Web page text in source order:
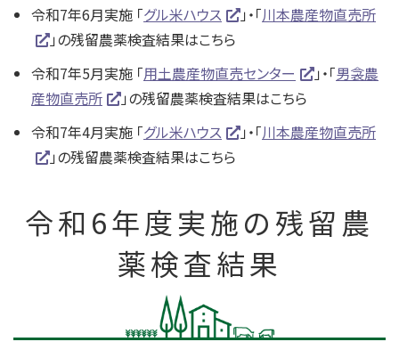
令和7年6月実施 「グル米ハウス 」・「川本農産物直売所
」の残留農薬検査結果はこちら
令和7年5月実施 「用土農産物直売センター 」・「男衾農
産物直売所
」の残留農薬検査結果はこちら
令和7年4月実施 「グル米ハウス 」・「川本農産物直売所
」の残留農薬検査結果はこちら
令和6年度実施の残留農
薬検査結果